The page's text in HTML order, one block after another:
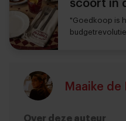
scoort in
"Goedkoop is
Maaike de
Over deze auteur